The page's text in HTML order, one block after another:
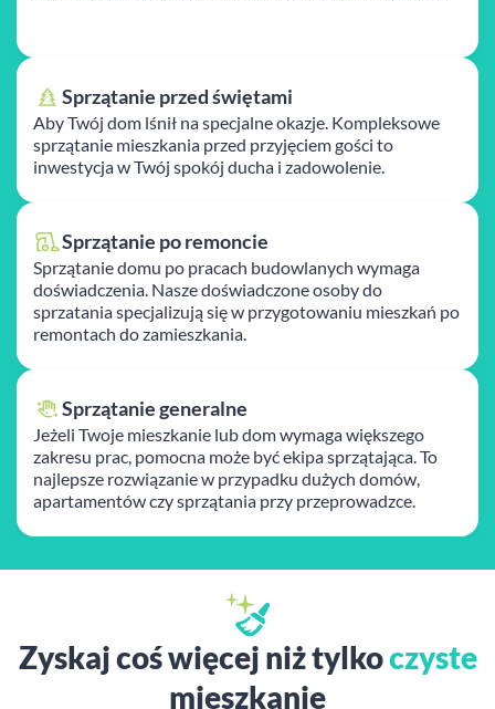
Sprzątanie przed świętami
Aby Twój dom lśnił na specjalne okazje. Kompleksowe
sprzątanie mieszkania przed przyjęciem gości to
inwestycja w Twój spokój ducha i zadowolenie.
Sprzątanie po remoncie
Sprzątanie domu po pracach budowlanych wymaga
doświadczenia. Nasze doświadczone osoby do
sprzatania specjalizują się w przygotowaniu mieszkań po
remontach do zamieszkania.
Sprzątanie generalne
Jeżeli Twoje mieszkanie lub dom wymaga większego
zakresu prac, pomocna może być ekipa sprzątająca. To
najlepsze rozwiązanie w przypadku dużych domów,
apartamentów czy sprzątania przy przeprowadzce.
Zyskaj coś więcej niż tylkoczyste
mieszkanie